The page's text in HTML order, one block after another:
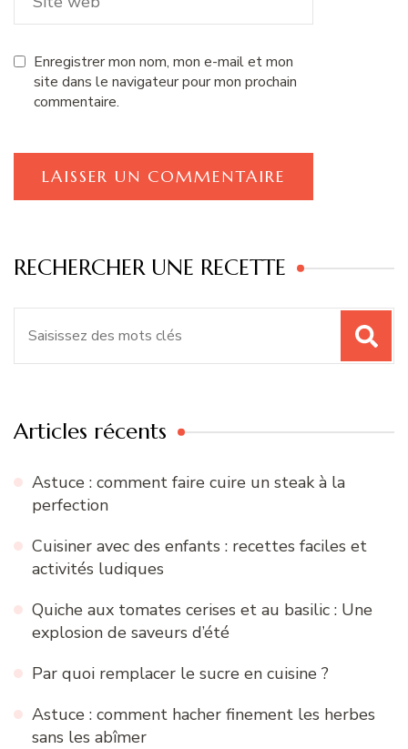
Enregistrer mon nom, mon e-mail et mon
site dans le navigateur pour mon prochain
commentaire.
RECHERCHER UNE RECETTE
Articles récents
Astuce : comment faire cuire un steak à la
perfection
Cuisiner avec des enfants : recettes faciles et
activités ludiques
Quiche aux tomates cerises et au basilic : Une
explosion de saveurs d’été
Par quoi remplacer le sucre en cuisine ?
Astuce : comment hacher finement les herbes
sans les abîmer